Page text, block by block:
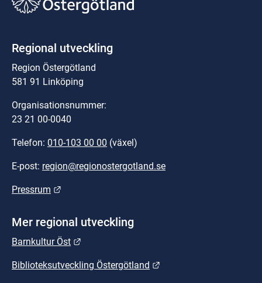
Regional utveckling
Region Östergötland
581 91 Linköping
Organisationsnummer:
23 21 00-0040
Telefon: 010-103 00 00 (växel)
E-post: region@regionostergotland.se
Pressrum
Mer regional utveckling
Barnkultur Öst
Biblioteksutveckling Östergötland